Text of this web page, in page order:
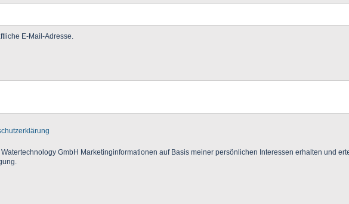
E-Mail-Adresse.
GmbH Marketinginformationen auf Basis meiner persönlichen Interessen erhalten und